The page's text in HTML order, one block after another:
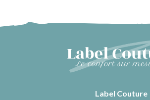
Label Couture